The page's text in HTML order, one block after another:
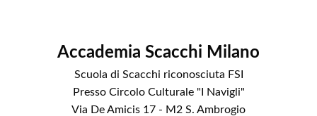
Accademia Scacchi Milano
Scuola di Scacchi riconosciuta FSI
Presso Circolo Culturale "I Navigli"
Via De Amicis 17 - M2 S. Ambrogio